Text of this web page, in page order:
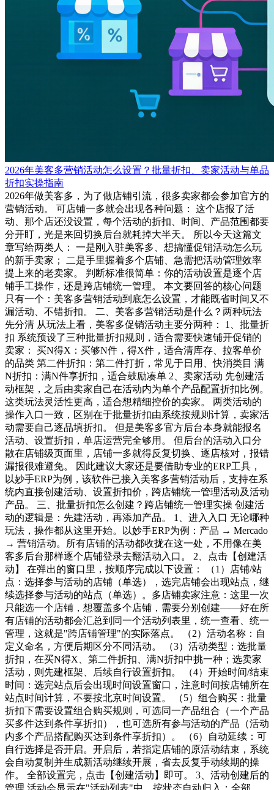
2026年美客多营销活动怎么设置？批量折扣、卖家活动与单品
折扣实操指南
2026年做美客多，为了做店铺引流，很多卖家都会参加官方的
营销活动。 可店铺一多就会出现各种问题： 这个店报了活
动、那个店还没设置，每个活动的折扣、时间、产品范围都要
分开盯，光是来回切换后台就耗掉大半天。 所以今天这篇文
章写给两类人： 一是刚入驻美客多、想搞懂促销活动怎么玩
的新手卖家； 二是手里握着多个店铺、急需把活动管理效率
提上来的老卖家。 判断标准很简单：你的活动设置是逐个店
铺手工操作，还是跨店铺统一管理。 本文要回答的核心问题
只有一个：美客多营销活动到底怎么设置，才能既省时间又不
漏活动、不错折扣。 二、美客多营销活动是什么？两种玩法
先分清 从玩法上看，美客多促销活动主要分两种： 1、批量折
扣 系统预设了三种批量折扣规则，适合需要快速铺开促销的
卖家： 买N得X：买够N件，得X件，适合清库存、拉客单价
的品类 第二件折扣：第二件打折，常见于日用、快消类目 满
N折扣：满N件享折扣，适合鼓励凑单 2、卖家活动 先创建活
动框架，之后由卖家自己在活动内为单个产品配置折扣比例。
这类玩法灵活性更高，适合想精细控价的卖家。 两类活动的
操作入口一致，区别在于批量折扣由系统按规则计算，卖家活
动需要自己逐品填折扣。 但是美客多官方后台本身就能报名
活动、设置折扣，单店运营完全够用。 但后台的活动入口分
散在店铺级页面里，店铺一多就得反复切换、逐店核对，报错
漏报很难避免。 因此建议大家还是要借助专业的ERP工具，
以妙手ERP为例，该软件已接入美客多营销活动后，支持在系
统内直接创建活动、设置折扣价，跨店铺统一管理活动及活动
产品。 三、批量折扣怎么创建？跨店铺统一管理实操 创建活
动的逻辑是：先建活动，再添加产品。 1、进入入口 无论哪种
玩法，操作都从这里开始。以妙手ERP为例：产品 → Mercado
→ 营销活动。所有店铺的活动都收拢在这一处，不用像在美
客多后台那样逐个店铺登录去翻活动入口。 2、点击【创建活
动】 在弹出的窗口里，按顺序完成以下设置： （1）店铺/站
点：选择参与活动的店铺（单选），选完店铺会出现站点，继
续选择参与活动的站点（单选）。多店铺卖家注意：这里一次
只能选一个店铺，想覆盖多个店铺，需要分别创建——好在所
有店铺的活动都会汇总到同一个活动列表里，统一查看、统一
管理，这就是"跨店铺管理"的实际落点。 （2）活动名称：自
定义命名，方便后期区分不同活动。 （3）活动类型：选批量
折扣，在买N得X、第二件折扣、满N折扣中挑一种；选卖家
活动，则先建框架、后续自行设置折扣。 （4）开始时间/结束
时间：选完站点后会出现时间设置窗口，注意时间按店铺所在
站点时间计算，不要按北京时间设置。 （5）组合购买：批量
折扣下需要设置组合购买规则，可选同一产品组合（一个产品
买多件达到条件享折扣），也可选所有参与活动的产品（活动
内多个产品搭配购买达到条件享折扣）。 （6）自动延续：可
自行选择是否开启。开启后，若指定店铺的原活动结束，系统
会自动复制并生成新活动继续开展，省去反复手动续期的操
作。 全部设置完，点击【创建活动】即可。 3、活动创建后的
管理 活动会显示在"活动列表"中，按状态自动归入：全部、